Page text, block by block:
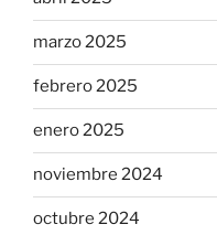
marzo 2025
febrero 2025
enero 2025
noviembre 2024
octubre 2024